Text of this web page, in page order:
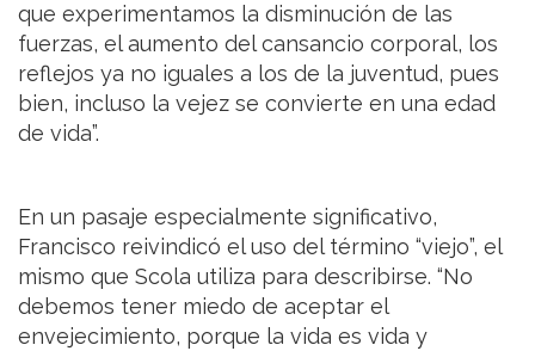
que experimentamos la disminución de las
fuerzas, el aumento del cansancio corporal, los
reflejos ya no iguales a los de la juventud, pues
bien, incluso la vejez se convierte en una edad
de vida”.
En un pasaje especialmente significativo,
Francisco reivindicó el uso del término “viejo”, el
mismo que Scola utiliza para describirse. “No
debemos tener miedo de aceptar el
envejecimiento, porque la vida es vida y